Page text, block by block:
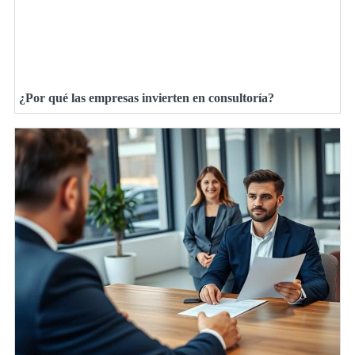
¿Por qué las empresas invierten en consultoría?